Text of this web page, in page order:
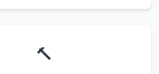
🔨